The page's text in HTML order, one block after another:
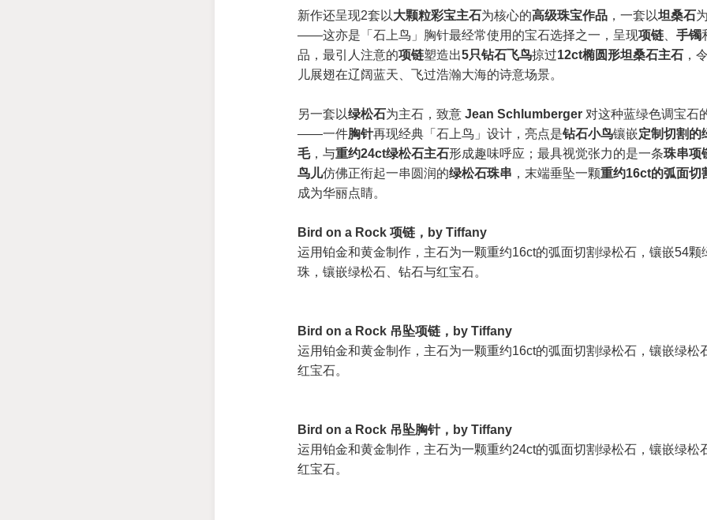
新作还呈现2套以大颗粒彩宝主石为核心的高级珠宝作品 ，一套以坦桑石
——这亦是「石上鸟」胸针最经常使用的宝石选择之一，呈现项链 手镯
品，最引人注意的项链塑造出5只钻石飞鸟掠过12ct椭圆形坦桑石主石 ，
儿展翅在辽阔蓝天、飞过浩瀚大海的诗意场景。
另一套以绿松石为主石，致意 Jean Schlumberger 对这种蓝绿色调宝石
——一件胸针再现经典「石上鸟」设计，亮点是钻石小鸟镶嵌定制切割的
毛，与重约24ct绿松石主石形成趣味呼应；最具视觉张力的是一条珠串项
鸟儿仿佛正衔起一串圆润的绿松石珠串 ，末端垂坠一颗重约16ct的弧面切
成为华丽点睛。
Bird on a Rock 项链，by Tiffany
运用铂金和黄金制作，主石为一颗重约16ct的弧面切割绿松石，镶嵌54颗
珠，镶嵌绿松石、钻石与红宝石。
Bird on a Rock 吊坠项链，by Tiffany
运用铂金和黄金制作，主石为一颗重约16ct的弧面切割绿松石，镶嵌绿松
红宝石。
Bird on a Rock 吊坠胸针，by Tiffany
运用铂金和黄金制作，主石为一颗重约24ct的弧面切割绿松石，镶嵌绿松
红宝石。